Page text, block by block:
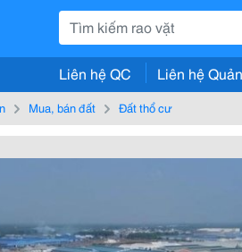
Liên hệ QC Liên hệ
Mua, bán đất Đất thổ cư